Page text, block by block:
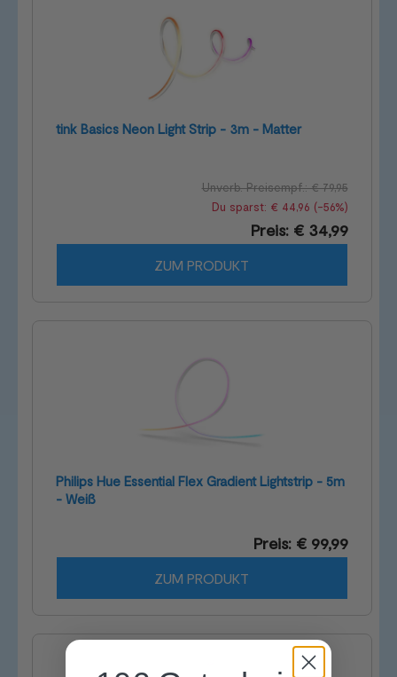
tink Basics Neon Light Strip - 3m - Matter
Unverb. Preisempf.: € 79,95
Du sparst: € 44,96 (-56%)
Preis: € 34,99
ZUM PRODUKT
Philips Hue Essential Flex Gradient Lightstrip - 5m
- Weiß
Preis: € 99,99
ZUM PRODUKT